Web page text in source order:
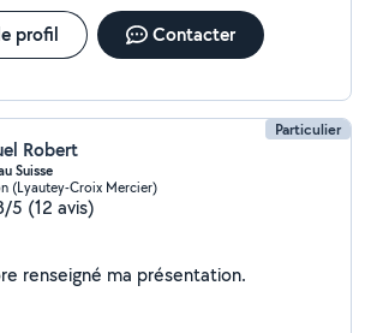
profil Contacter
Particulier
Robert
Suisse
(Lyautey-Croix Mercier)
5 (12 avis)
Je n'ai pas encore renseigné ma présentation.